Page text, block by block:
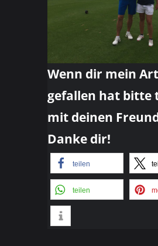
Wenn dir mein
gefallen hat bitte
mit deinen
Danke dir!
teilen
teilen